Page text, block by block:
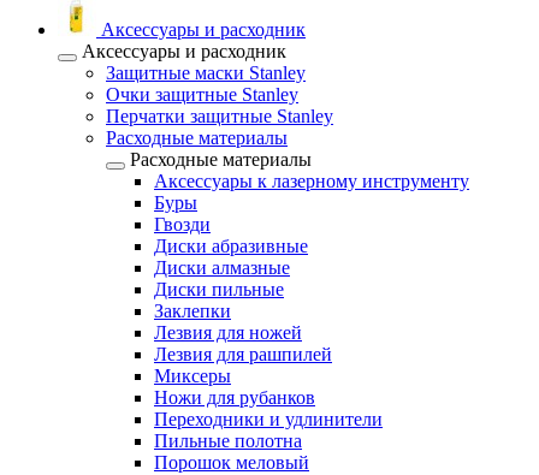
Аксессуары и расходник
Аксессуары и расходник
Защитные маски Stanley
Очки защитные Stanley
Перчатки защитные Stanley
Расходные материалы
Расходные материалы
Аксессуары к лазерному инструменту
Буры
Гвозди
Диски абразивные
Диски алмазные
Диски пильные
Заклепки
Лезвия для ножей
Лезвия для рашпилей
Миксеры
Ножи для рубанков
Переходники и удлинители
Пильные полотна
Порошок меловый